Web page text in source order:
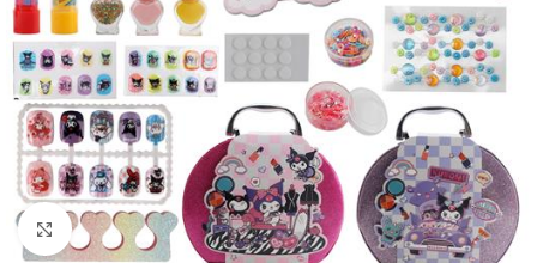
გახსნა